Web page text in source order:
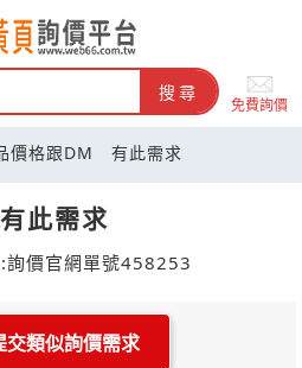
搜尋
免費詢價
價格跟DM 有此需求
此需求
詢價官網單號458253
交類似詢價需求